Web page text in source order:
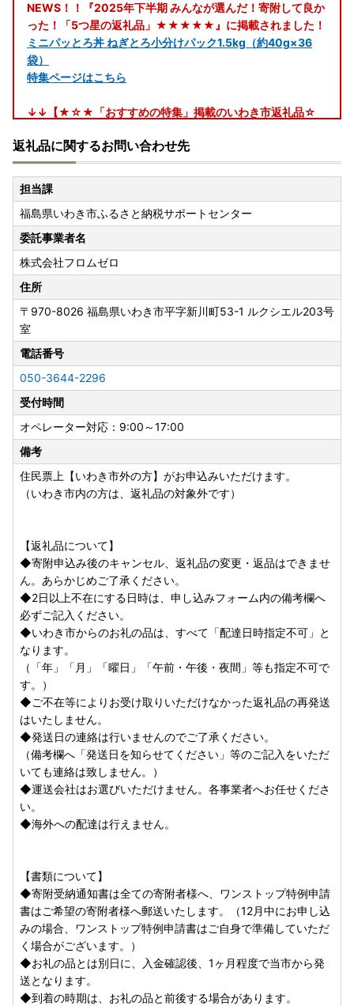
NEWS！！『2025年下半期 みんなが選んだ！寄附して良か
った！「5つ星の返礼品」★★★★★』に掲載されました！
ミニパッとろ丼 ねぎとろ小分けパック1.5kg（約40g×36
袋）
特集ページはこちら
↓↓【★☆★「おすすめの特集」掲載のいわき市返礼品☆
【訳あり特集】まぐろの王様本マグロ！訳アリ本マグロ中ト
ロ1kg
【大容量特集】いくつあっても困らない！クレラップ ミニ5
0m（30本セット）
【「食べ物以外」のおすすめ返礼品特集】スパリゾートハワ
イアンズ 施設利用券3,000円分
【担当者おすすめ特集】＼入手困難！？ひと目で恋に落ちる
宝石／ゼリーのイエ詰め合わせセット12個
【日用品・消耗品特集】いくつあっても困らない！クレラッ
プ ミニ50m（30本セット）
2025年下半期「5つ星の返礼品」★★★★★』【ねぎと
ろ】山菱水産 1.5kg（36パック（1パック42g～43g）
↓↓【☆彡イチオシ返礼品のご紹介☆彡】お見逃しなく↓↓
アロハ～東北のハワイといったらスパリゾートハワイアンズ
♪
「★9月26日付入場券・優待券・施設利用券の人気返礼品ラ
ンキング１位獲得しました★」
もしもに備える防災グッズ【非常食・防災備蓄・保存食】
【非常食防災】永谷園フリーズドライご飯一覧
まぐろ処一条厳選の「まぐろ」づくし
大トロ 中トロ 赤身 カマ トロびんちょう 福袋 一覧
山菱水産の「ねぎとろ」は、生産量・品質ともに国内トップ
レベル。定期便もございます♪
ネギトロ アイスバーグサーモン まぐろ尽くし 一覧
最短5営業日以内発送！毎日使う消耗品はふるさと納税で
衣料用洗剤 食器用洗剤 ボディソープ 一覧
手作りゼリー専門店★ゼリーのイエ★
詰め合わせセット12個、16個（8個入り×2）、デコレーシ
ョンモアリッチ
4月1日より寄附に関する問い合わせ先が変更となりました。
【お礼の品、寄附金受領証明書等、ふるさと納税全般に関す
ること】
福島県いわき市ふるさと納税サポートセンター
TEL：050-3644-2296
【オペレーター対応：9:00～17:00】
メール：csiwaki@fromzero.pro
返礼品に関するお問い合わせ先
担当課
福島県いわき市ふるさと納税サポートセンター
委託事業者名
株式会社フロムゼロ
住所
〒970-8026 福島県いわき市平字新川町53-1 ルクシエル203号
室
電話番号
050-3644-2296
受付時間
オペレーター対応：9:00～17:00
備考
住民票上【いわき市外の方】がお申込みいただけます。
（いわき市内の方は、返礼品の対象外です）
【返礼品について】
◆寄附申込み後のキャンセル、返礼品の変更・返品はできませ
ん。あらかじめご了承ください。
◆2日以上不在にする日時は、申し込みフォーム内の備考欄へ
必ずご記入ください。
◆いわき市からのお礼の品は、すべて「配達日時指定不可」と
なります。
（「年」「月」「曜日」「午前・午後・夜間」等も指定不可で
す。）
◆ご不在等によりお受け取りいただけなかった返礼品の再発送
はいたしません。
◆発送日の連絡は行いませんのでご了承ください。
（備考欄へ「発送日を知らせてください」等のご記入をいただ
いても連絡は致しません。）
◆運送会社はお選びいただけません。各事業者へお任せくださ
い。
◆海外への配達は行えません。
【書類について】
◆寄附受納通知書は全ての寄附者様へ、ワンストップ特例申請
書はご希望の寄附者様へ郵送いたします。（12月中にお申し込
みの場合、ワンストップ特例申請書はご自身で準備していただ
く場合がございます。）
◆お礼の品とは別日に、入金確認後、1ヶ月程度で当市から発
送となります。
◆到着の時期は、お礼の品と前後する場合があります。